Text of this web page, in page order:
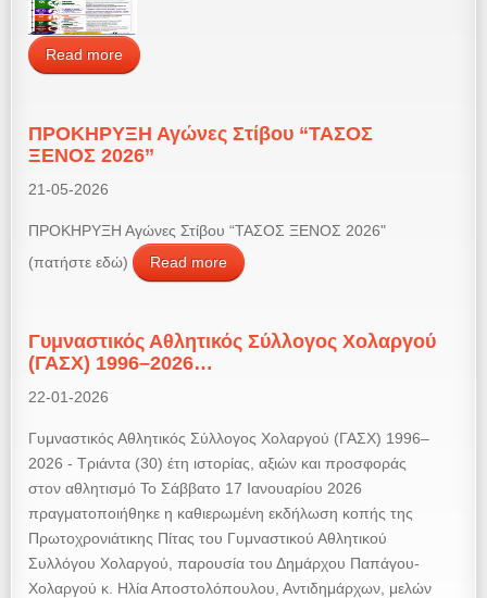
Read more
ΠΡΟΚΗΡΥΞΗ Αγώνες Στίβου “ΤΑΣΟΣ
ΞΕΝΟΣ 2026’’
21-05-2026
ΠΡΟΚΗΡΥΞΗ Αγώνες Στίβου “ΤΑΣΟΣ ΞΕΝΟΣ 2026"
(πατήστε εδώ)
Read more
Γυμναστικός Αθλητικός Σύλλογος Χολαργού
(ΓΑΣΧ) 1996–2026…
22-01-2026
Γυμναστικός Αθλητικός Σύλλογος Χολαργού (ΓΑΣΧ) 1996–
2026 - Τριάντα (30) έτη ιστορίας, αξιών και προσφοράς
στον αθλητισμό Το Σάββατο 17 Ιανουαρίου 2026
πραγματοποιήθηκε η καθιερωμένη εκδήλωση κοπής της
Πρωτοχρονιάτικης Πίτας του Γυμναστικού Αθλητικού
Συλλόγου Χολαργού, παρουσία του Δημάρχου Παπάγου-
Χολαργού κ. Ηλία Αποστολόπουλου, Αντιδημάρχων, μελών